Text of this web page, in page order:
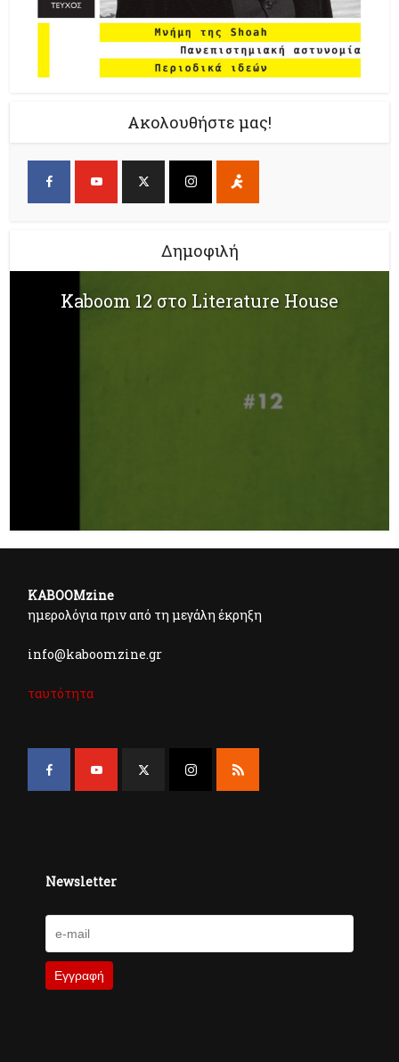
Ακολουθήστε μας!
Δημοφιλή
Kaboom 12 στο Literature House
KABOOMzine
ημερολόγια πριν από τη μεγάλη έκρηξη
info@kaboomzine.gr
ταυτότητα
Newsletter